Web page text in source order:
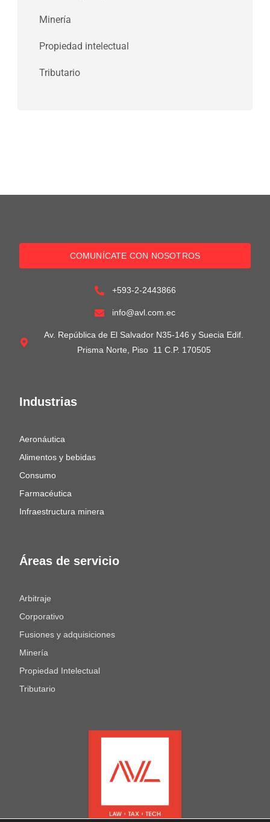
Minería
Propiedad intelectual
Tributario
Áreas de servicio
Arbitraje
Corporativo
Fusiones y adquisiciones
Minería
Propiedad Intelectual
Tributario
Industrias
Aeronáutica
Alimentos y bebidas
Consumo
Farmacéutica
Infraestructura minera
COMUNÍCATE CON NOSOTROS
+593-2-2443866
info@avl.com.ec
Av. República de El Salvador N35-146 y Suecia Edif.
Prisma Norte, Piso 11 C.P. 170505